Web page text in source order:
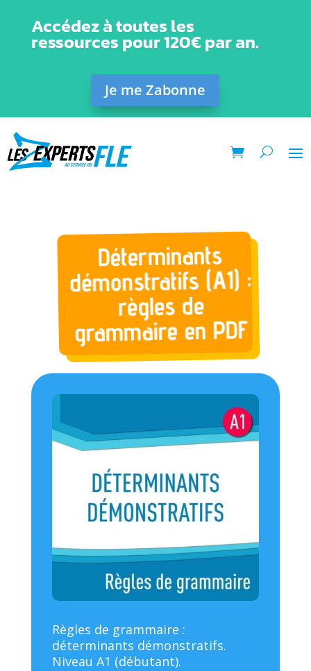
Accédez à toutes les
ressources pour 120€ par an.
Je me Zabonne
Déterminants
démonstratifs (A1) :
règles de
grammaire en PDF
Règles de grammaire :
déterminants démonstratifs.
Niveau A1 (débutant).